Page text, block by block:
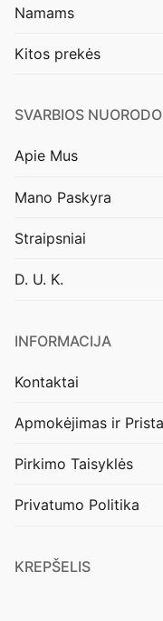
Namams
Kitos prekės
SVARBIOS
Apie Mus
Mano Paskyra
Straipsniai
D. U. K.
INFORMACIJA
Kontaktai
Apmokėjimas ir
Pirkimo Taisyklės
Privatumo Politika
KREPŠELIS